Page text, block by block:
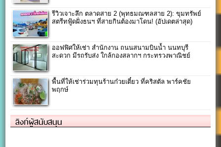
รีวิวเจาะลึก ตลาดสาย 2 (พุทธมณฑลสาย 2): ขุมทรัพย์
สตรีทฟู้ดฝั่งธนฯ ที่สายกินต้องมาโดน! (อัปเดตล่าสุด)
ออฟฟิศให้เช่า สำนักงาน ถนนสนามบินน้ำ นนทบุรี
สะดวก มีรถรับส่ง ใกล้กองสลากฯ กระทรวงพาณิชย์
พื้นที่ให้เช่าร่วมทุนร้านก๋วยเตี๋ยว ที่คริสตัล พาร์คชัย
พฤกษ์
ลิงก์ผู้สนับสนุน